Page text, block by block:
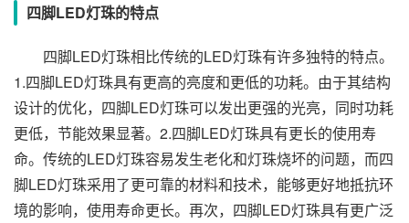
四脚LED灯珠的特点
四脚LED灯珠相比传统的LED灯珠有许多独特的特点。
1.四脚LED灯珠具有更高的亮度和更低的功耗。由于其结构
设计的优化，四脚LED灯珠可以发出更强的光亮，同时功耗
更低，节能效果显著。2.四脚LED灯珠具有更长的使用寿
命。传统的LED灯珠容易发生老化和灯珠烧坏的问题，而四
脚LED灯珠采用了更可靠的材料和技术，能够更好地抵抗环
境的影响，使用寿命更长。再次，四脚LED灯珠具有更广泛